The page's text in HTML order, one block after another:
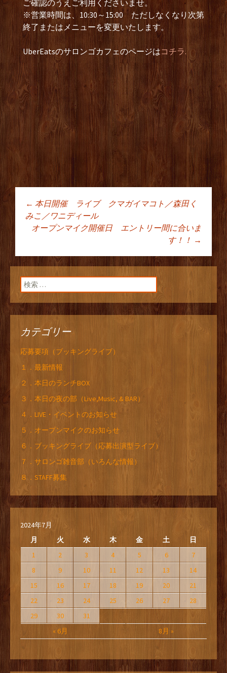
ご確認のうえご利用くださいませ。
※営業時間は、10:30～15:00 ただしなくなり次第
終了またはメニューを変更いたします。
UberEatsのサロンゴカフェのページはコチラ.
投稿ナビゲーショ
ン
← 本日開催 ライブ クマガイマコト／森田く
みこ／ワニディール
オープンマイク開催日 エントリー間に合いま
す！！ →
検索:
カテゴリー
応募要項（ブッキングライブ）
１．最新情報
２．本日のランチBOX
３．本日の夜の部（Live,Music, & BAR）
４．LIVE・イベントのお知らせ
５．オープンマイクのお知らせ
６．ブッキングライブ（応募出演型ライブ）
７．サロンゴ雑音部（いろんな情報）
８．STAFF募集
2024年7月
月
火 水 木 金 土 日
« 6月 8月 »
1 2 3 4 5 6
7
8
9 10 11 12 13
14
15
16 17 18 19 20
21
22
23 24 25 26 27
28
29
30 31